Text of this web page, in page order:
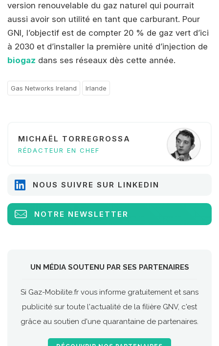
version renouvelable du gaz naturel qui pourrait
aussi avoir son utilité en tant que carburant. Pour
GNI, l’objectif est de compter 20 % de gaz vert d’ici
à 2030 et d’installer la première unité d’injection de
biogaz dans ses réseaux dès cette année.
Gas Networks Ireland Irlande
MICHAËL TORREGROSSA
RÉDACTEUR EN CHEF
NOUS SUIVRE SUR LINKEDIN
NOTRE NEWSLETTER
UN MÉDIA SOUTENU PAR SES PARTENAIRES
Si Gaz-Mobilite.fr vous informe gratuitement et sans
publicité sur toute l'actualité de la filière GNV, c'est
grâce au soutien d'une quarantaine de partenaires.